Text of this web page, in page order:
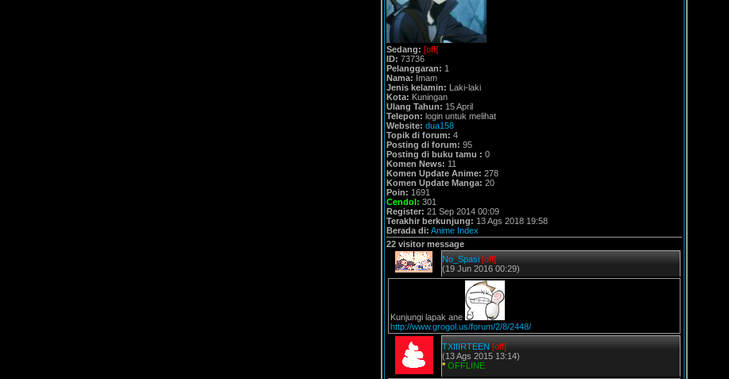
Sedang: [off]
ID: 73736
Pelanggaran: 1
Nama: Imam
Jenis kelamin: Laki-laki
Kota: Kuningan
Ulang Tahun: 15 April
Telepon: login untuk melihat
Website: dua158
Topik di forum: 4
Posting di forum: 95
Posting di buku tamu : 0
Komen News: 11
Komen Update Anime: 278
Komen Update Manga: 20
Poin: 1691
Cendol: 301
Register: 21 Sep 2014 00:09
Terakhir berkunjung: 13 Ags 2018 19:58
Berada di: Anime Index
22 visitor message
No_Spasi [off]
(19 Jun 2016 00:29)
Kunjungi lapak ane
http://www.grogol.us/forum/2/8/2448/
TXIIIRTEEN [off]
(13 Ags 2015 13:14)
* OFFLINE